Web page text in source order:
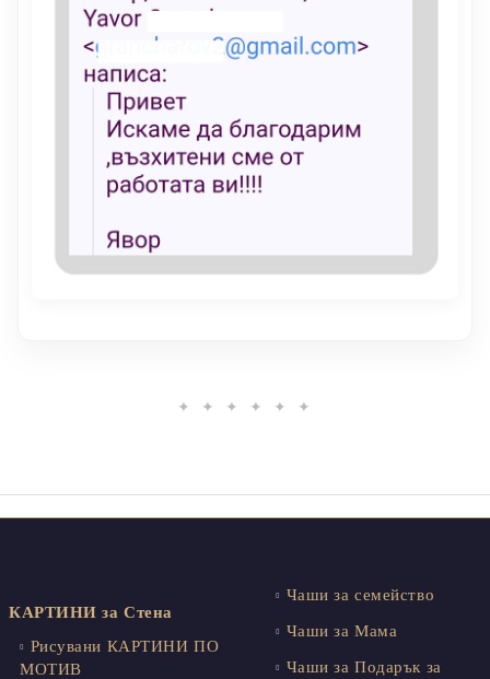
✦ ✦ ✦ ✦ ✦ ✦
КАРТИНИ за Стена
Рисувани КАРТИНИ ПО
МОТИВ
Чаши за семейство
Чаши за Мама
Чаши за Подарък за